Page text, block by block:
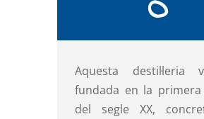
Aquesta destil·leria
fundada en la
del segle XX,